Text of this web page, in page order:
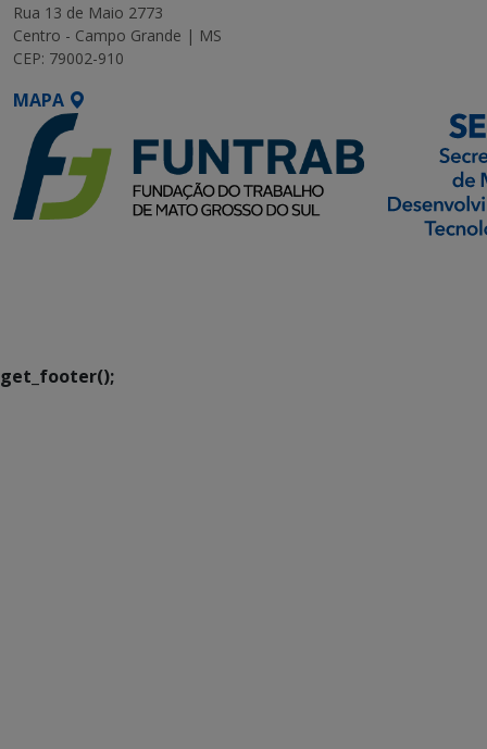
Rua 13 de Maio 2773
Centro - Campo Grande | MS
CEP: 79002-910
MAPA
get_footer();